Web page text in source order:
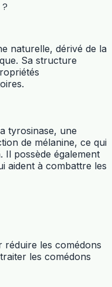
naturelle, dérivé de la
Sa structure
tyrosinase, une
de mélanine, ce qui
Il possède également
aident à combattre les
réduire les comédons
les comédons